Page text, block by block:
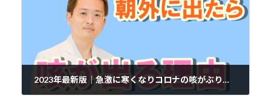
2023年最新版｜急激に寒くなりコロナの咳がぶり返したら、するべきこと